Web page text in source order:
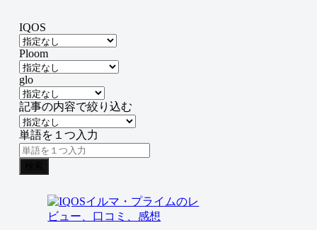
IQOS
Ploom
glo
記事の内容で絞り込む
単語を１つ入力